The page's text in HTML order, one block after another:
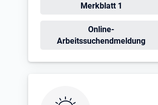
Öffnet in neuem Tab
Merkblatt 1
Öffnet in neuem Tab
Online-
Arbeitssuchendmeldung